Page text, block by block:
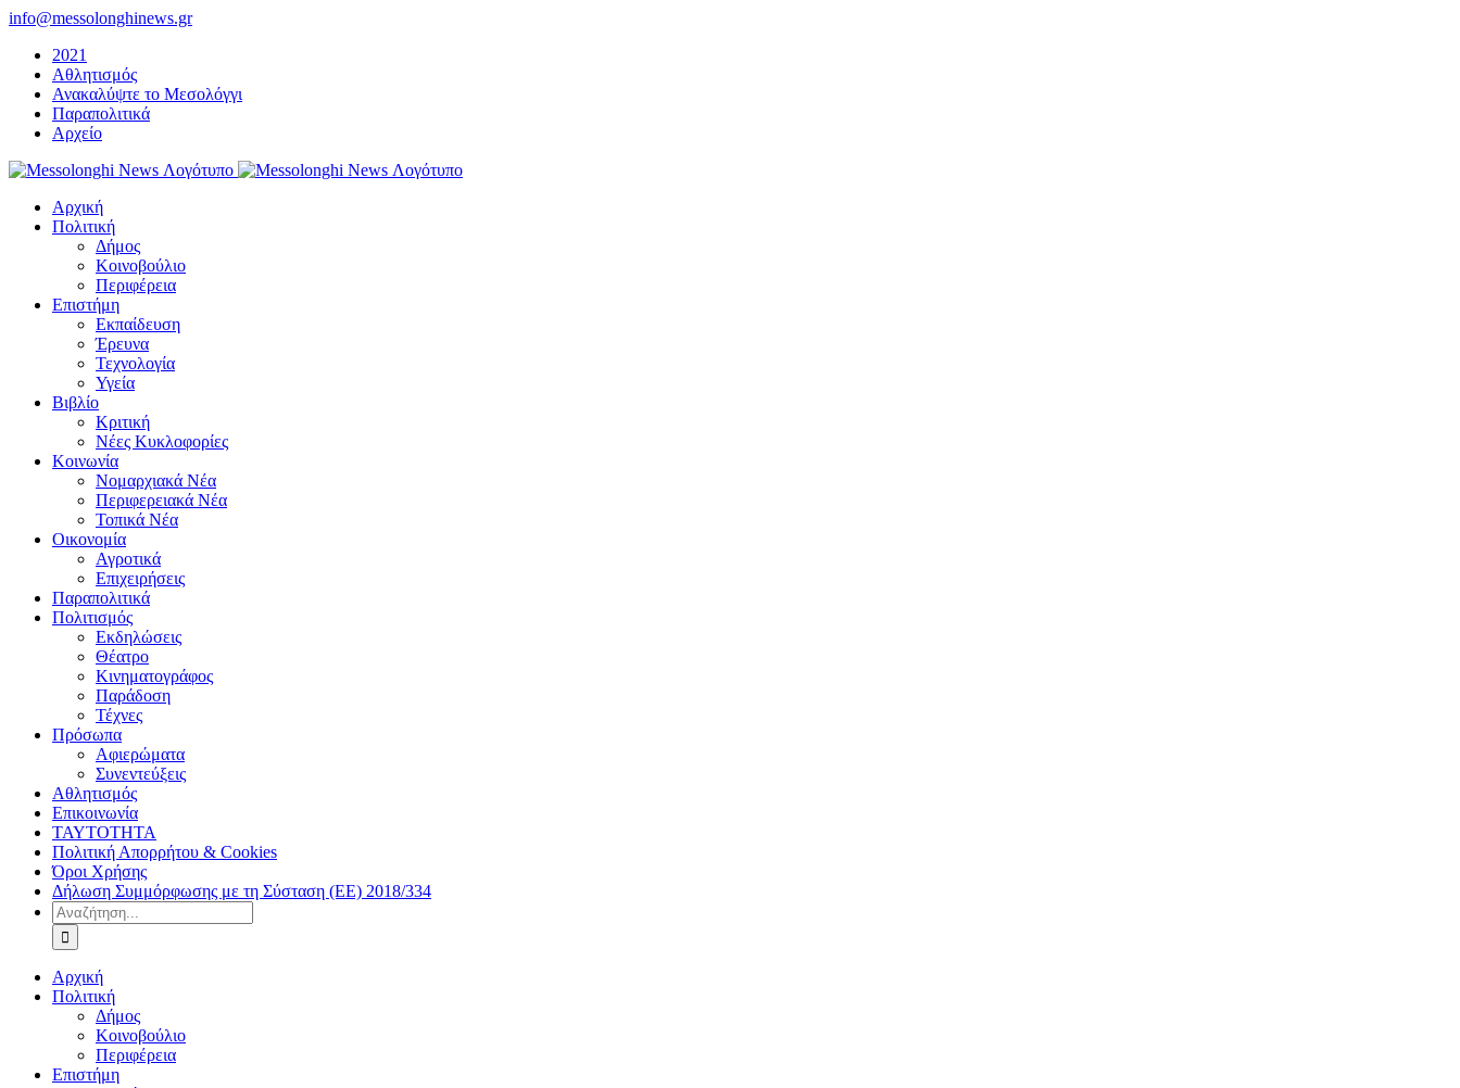
Μετάβαση
περιεχόμενο
info@messolonghinews.gr
2021
Αθλητισμός
Ανακαλύψτε το Μεσολόγγι
Παραπολιτικά
Αρχείο
Αρχική
Πολιτική
Δήμος
Κοινοβούλιο
Περιφέρεια
Επιστήμη
Εκπαίδευση
Έρευνα
Τεχνολογία
Υγεία
Βιβλίο
Κριτική
Νέες Κυκλοφορίες
Κοινωνία
Νομαρχιακά Νέα
Περιφερειακά Νέα
Τοπικά Νέα
Οικονομία
Αγροτικά
Επιχειρήσεις
Παραπολιτικά
Πολιτισμός
Εκδηλώσεις
Θέατρο
Κινηματογράφος
Παράδοση
Τέχνες
Πρόσωπα
Αφιερώματα
Συνεντεύξεις
Αθλητισμός
Επικοινωνία
ΤΑΥΤΟΤΗΤΑ
Πολιτική Απορρήτου & Cookies
Όροι Χρήσης
Δήλωση Συμμόρφωσης με τη Σύσταση (ΕΕ) 2018/334
Αναζήτηση
για:
Αρχική
Πολιτική
Δήμος
Κοινοβούλιο
Περιφέρεια
Επιστήμη